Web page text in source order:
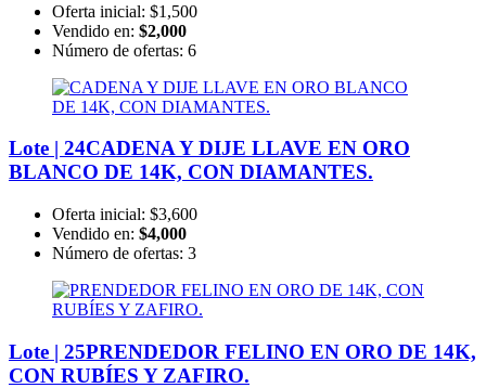
Oferta inicial: $1,500
Vendido en: $2,000
Número de ofertas: 6
Lote | 24CADENA Y DIJE LLAVE EN ORO
BLANCO DE 14K, CON DIAMANTES.
Oferta inicial: $3,600
Vendido en: $4,000
Número de ofertas: 3
Lote | 25PRENDEDOR FELINO EN ORO DE 14K,
CON RUBÍES Y ZAFIRO.